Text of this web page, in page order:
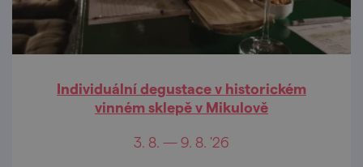
Individuální degustace v historickém
vinném sklepě v Mikulově
3. 8. — 9. 8. '26